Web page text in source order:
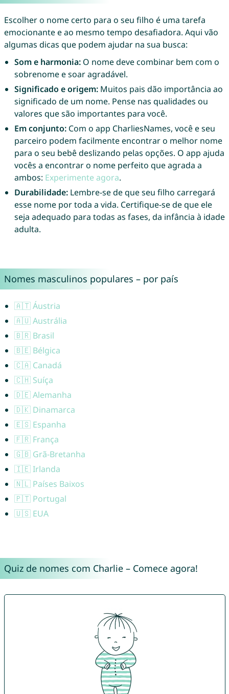
Escolher o nome certo para o seu filho é uma tarefa
emocionante e ao mesmo tempo desafiadora. Aqui vão
algumas dicas que podem ajudar na sua busca:
Som e harmonia:O nome deve combinar bem com o
sobrenome e soar agradável.
Significado e origem:Muitos pais dão importância ao
significado de um nome. Pense nas qualidades ou
valores que são importantes para você.
Em conjunto:Com o app CharliesNames, você e seu
parceiro podem facilmente encontrar o melhor nome
para o seu bebê deslizando pelas opções. O app ajuda
vocês a encontrar o nome perfeito que agrada a
ambos: Experimente agora.
Durabilidade:Lembre-se de que seu filho carregará
esse nome por toda a vida. Certifique-se de que ele
seja adequado para todas as fases, da infância à idade
adulta.
Nomes masculinos populares – por país
🇦🇹 Áustria
🇦🇺 Austrália
🇧🇷 Brasil
🇧🇪 Bélgica
🇨🇦 Canadá
🇨🇭 Suíça
🇩🇪 Alemanha
🇩🇰 Dinamarca
🇪🇸 Espanha
🇫🇷 França
🇬🇧 Grã-Bretanha
🇮🇪 Irlanda
🇳🇱 Países Baixos
🇵🇹 Portugal
🇺🇸 EUA
Quiz de nomes com Charlie – Comece agora!